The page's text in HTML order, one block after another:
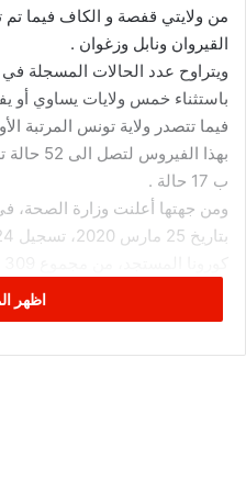
من ولايتي قفصة و الكاف فيما
القيروان ونابل وزغوان .
فيما تتصدر ولاية تونس المرتبة
ب 17 حالة .
ومن جهتها أعلنت وزارة الصحة،
تحليلا جمليا.
اظهر